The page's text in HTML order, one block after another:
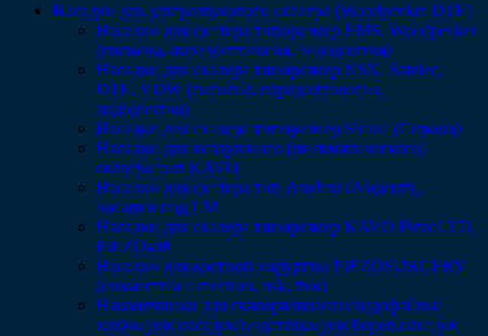
Насадки для ультразвукового скалера (Woodpecker DTE)
Насадки для скалера типоразмер EMS, Woodpecker
(гигиена, парадонтология, эндодонтия)
Насадки для скалера типоразмер NSK, Satelec,
DTE, VDW (гигиена, парадонтология.
эндодонтия)
Насадки для скалера типоразмер Sirona (Сирона)
Насадки для воздушного (пневматического)
скалера тип KAVO
Насадки для скалера тип Amdent (Амдент) ,
насадки под LM
Насадки для скалера типоразмер KAVO PiezoLED,
PIEZOsoft
Насадки для костной хирургии PIEZOSURGERY
(совместим с mectron, nsk, thor)
Наконечники для скалера/шланги/эндофайлы/
ключи для насадок/подставки для боров,насадок